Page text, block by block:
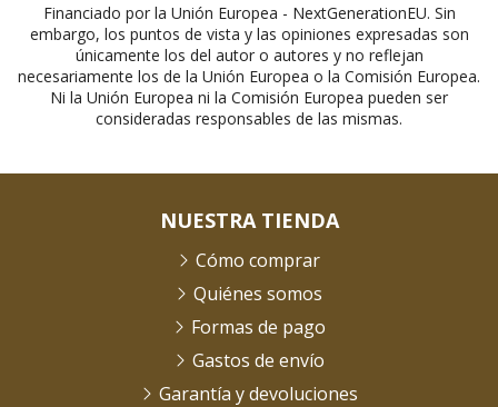
Financiado por la Unión Europea - NextGenerationEU. Sin
embargo, los puntos de vista y las opiniones expresadas son
únicamente los del autor o autores y no reflejan
necesariamente los de la Unión Europea o la Comisión Europea.
Ni la Unión Europea ni la Comisión Europea pueden ser
consideradas responsables de las mismas.
NUESTRA TIENDA
Cómo comprar
Quiénes somos
Formas de pago
Gastos de envío
Garantía y devoluciones